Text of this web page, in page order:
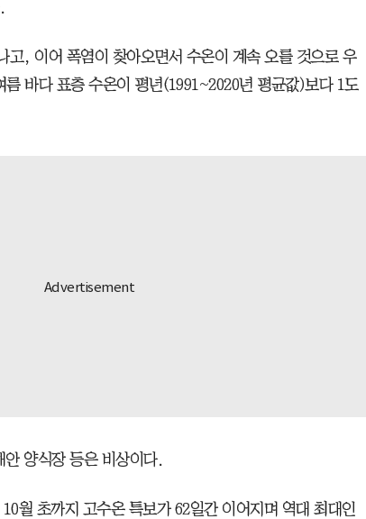
고, 이어 폭염이 찾아오면서 수온이 계속 오를 것으로 우
바다 표층 수온이 평년(1991~2020년 평균값)보다 1도
양식장 등은 비상이다.
월 초까지 고수온 특보가 62일간 이어지며 역대 최대인